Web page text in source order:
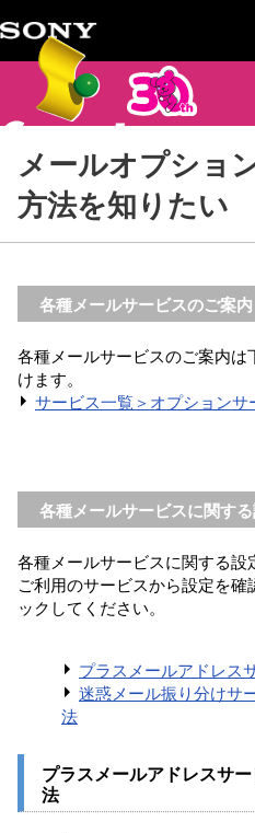
メールオプショ
方法を知りたい
各種メールサービスのご案内
各種メールサービスのご案内
けます。
サービス一覧＞オプションサ
各種メールサービスに関す
各種メールサービスに関する設
ご利用のサービスから設定を確
ックしてください。
プラスメールアドレス
迷惑メール振り分けサ
法
プラスメールアドレスサ
法